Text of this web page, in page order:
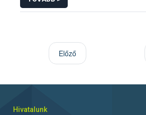
közhatalmi eljárásaihoz
adatkezeléséhez
Előző
Hivatalunk